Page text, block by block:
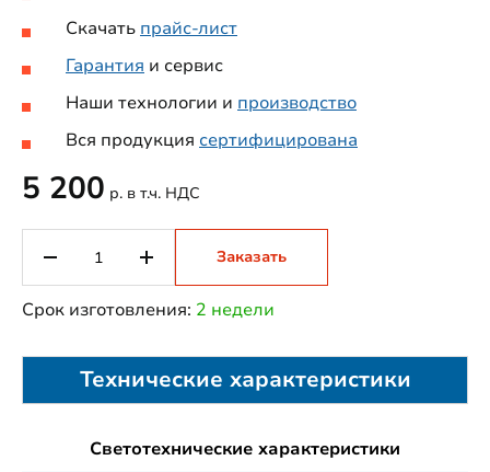
Скачать прайс-лист
Гарантия и сервис
Наши технологии и производство
Вся продукция сертифицирована
5 200 р. в т.ч. НДС
Заказать
Срок изготовления: 2 недели
Технические характеристики
Светотехнические характеристики